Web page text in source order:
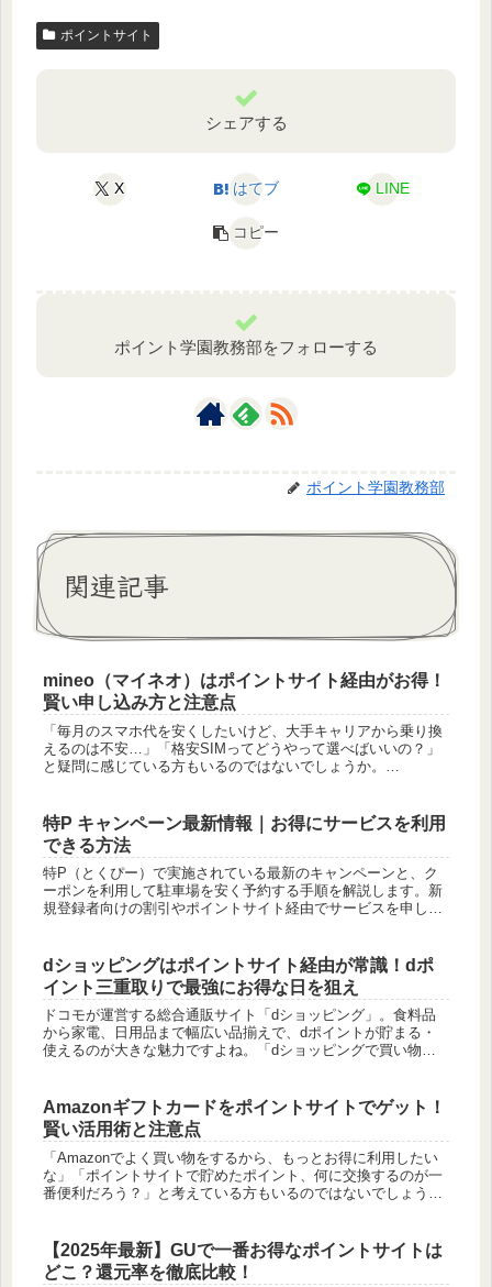
ポイントサイト
シェアする
X はてブ LINE
コピー
ポイント学園教務部をフォローする
ポイント学園教務部
関連記事
mineo（マイネオ）はポイントサイト経由がお得！
賢い申し込み方と注意点
「毎月のスマホ代を安くしたいけど、大手キャリアから乗り換
えるのは不安…」「格安SIMってどうやって選べばいいの？」
と疑問に感じている方もいるのではないでしょうか。
特P キャンペーン最新情報｜お得にサービスを利用
できる方法
特P（とくぴー）で実施されている最新のキャンペーンと、ク
ーポンを利用して駐車場を安く予約する手順を解説します。新
規登録者向けの割引やポイントサイト経由でサービスを申し込
dショッピングはポイントサイト経由が常識！dポ
イント三重取りで最強にお得な日を狙え
ドコモが運営する総合通販サイト「dショッピング」。食料品
から家電、日用品まで幅広い品揃えで、dポイントが貯まる・
使えるのが大きな魅力ですよね。「dショッピングで買い物す
Amazonギフトカードをポイントサイトでゲット！
賢い活用術と注意点
「Amazonでよく買い物をするから、もっとお得に利用したい
な」「ポイントサイトで貯めたポイント、何に交換するのが一
番便利だろう？」と考えている方もいるのではないでしょう
【2025年最新】GUで一番お得なポイントサイトは
どこ？還元率を徹底比較！